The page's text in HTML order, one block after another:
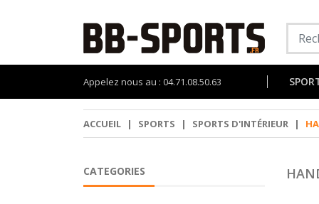
Appelez nous au : 04.71.08.50.63
ACCUEIL | SPORTS | SPORTS D'INTÉRIEUR |
CATEGORIES